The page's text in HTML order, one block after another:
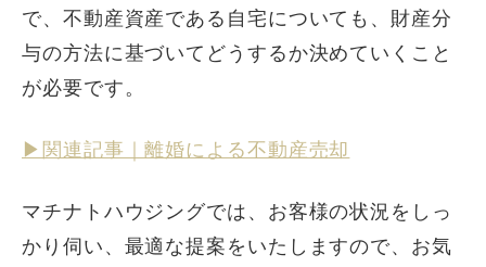
で、不動産資産である自宅についても、財産分
与の方法に基づいてどうするか決めていくこと
が必要です。
▶︎関連記事｜離婚による不動産売却
マチナトハウジングでは、お客様の状況をしっ
かり伺い、最適な提案をいたしますので、お気